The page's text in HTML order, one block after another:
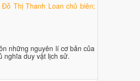
Thị Thanh Loan chủ biên;
những nguyên lí cơ bản của
nghĩa duy vật lịch sử.